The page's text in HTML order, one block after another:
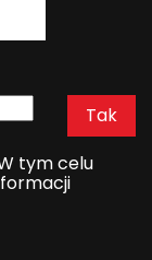
tym celu